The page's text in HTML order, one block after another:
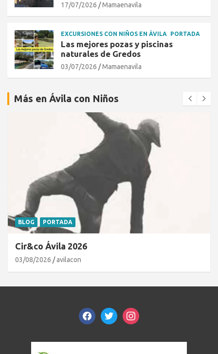
17/07/2026 Mamaenavila
EXCURSIONES CON NIÑOS EN ÁVILA PORTADA
Las mejores pozas y piscinas
naturales de Gredos
03/07/2026 Mamaenavila
Más en Ávila con Niños
BLOG PORTADA
Cir&co Ávila 2026
03/08/2026 avilacon
facebooktwitterinstagram